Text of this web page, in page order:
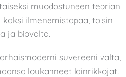
muodostuneen teorian
ilmenemistapaa, toisin
ja biovalta.
suvereeni valta,
loukanneet lainrikkojat.